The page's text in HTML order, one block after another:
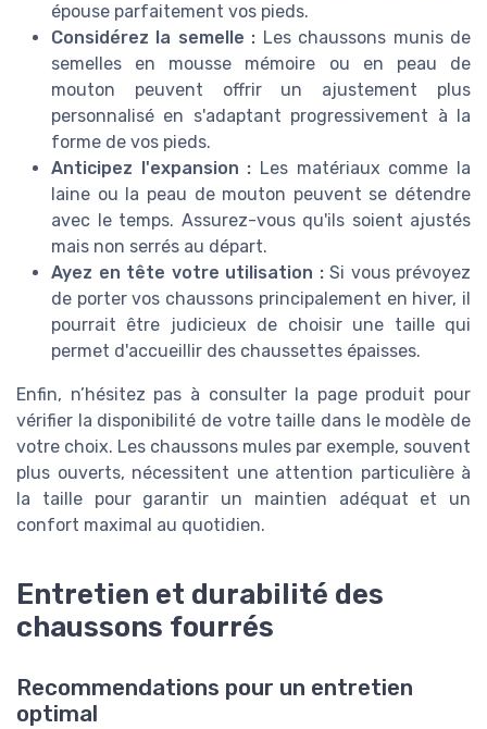
épouse parfaitement vos pieds.
Considérez la semelle : Les chaussons munis de
semelles en mousse mémoire ou en peau de
mouton peuvent offrir un ajustement plus
personnalisé en s'adaptant progressivement à la
forme de vos pieds.
Anticipez l'expansion : Les matériaux comme la
laine ou la peau de mouton peuvent se détendre
avec le temps. Assurez-vous qu'ils soient ajustés
mais non serrés au départ.
Ayez en tête votre utilisation :Si vous prévoyez
de porter vos chaussons principalement en hiver, il
pourrait être judicieux de choisir une taille qui
permet d'accueillir des chaussettes épaisses.
Enfin, n’hésitez pas à consulter la page produit pour
vérifier la disponibilité de votre taille dans le modèle de
votre choix. Les chaussons mules par exemple, souvent
plus ouverts, nécessitent une attention particulière à
la taille pour garantir un maintien adéquat et un
confort maximal au quotidien.
Entretien et durabilité des
chaussons fourrés
Recommendations pour un entretien
optimal